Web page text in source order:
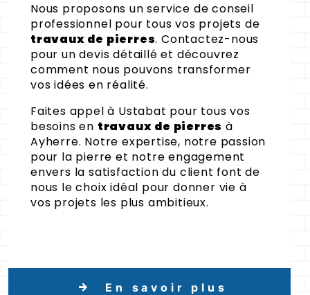
Nous proposons un service de conseil
professionnel pour tous vos projets de
travaux de pierres. Contactez-nous
pour un devis détaillé et découvrez
comment nous pouvons transformer
vos idées en réalité.
Faites appel à Ustabat pour tous vos
besoins en travaux de pierres à
Ayherre. Notre expertise, notre passion
pour la pierre et notre engagement
envers la satisfaction du client font de
nous le choix idéal pour donner vie à
vos projets les plus ambitieux.
En savoir plus